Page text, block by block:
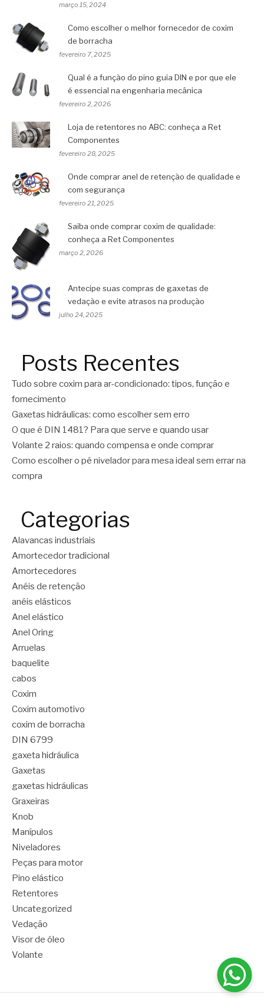
março 15, 2024
Como escolher o melhor fornecedor de coxim
de borracha
fevereiro 7, 2025
Qual é a função do pino guia DIN e por que ele
é essencial na engenharia mecânica
fevereiro 2, 2026
Loja de retentores no ABC: conheça a Ret
Componentes
fevereiro 28, 2025
Onde comprar anel de retenção de qualidade e
com segurança
fevereiro 21, 2025
Saiba onde comprar coxim de qualidade:
conheça a Ret Componentes
março 2, 2026
Antecipe suas compras de gaxetas de
vedação e evite atrasos na produção
julho 24, 2025
Posts Recentes
Tudo sobre coxim para ar-condicionado: tipos, função e
fornecimento
Gaxetas hidráulicas: como escolher sem erro
O que é DIN 1481? Para que serve e quando usar
Volante 2 raios: quando compensa e onde comprar
Como escolher o pé nivelador para mesa ideal sem errar na
compra
Categorias
Alavancas industriais
Amortecedor tradicional
Amortecedores
Anéis de retenção
anéis elásticos
Anel elástico
Anel Oring
Arruelas
baquelite
cabos
Coxim
Coxim automotivo
coxim de borracha
DIN 6799
gaxeta hidráulica
Gaxetas
gaxetas hidráulicas
Graxeiras
Knob
Manípulos
Niveladores
Peças para motor
Pino elástico
Retentores
Uncategorized
Vedação
Visor de óleo
Volante